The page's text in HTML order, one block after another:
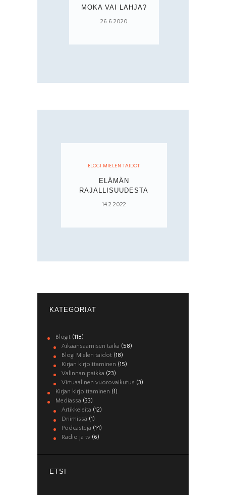
MOKA VAI LAHJA?
26.6.2020
BLOGI MIELEN TAIDOT
ELÄMÄN
RAJALLISUUDESTA
14.2.2022
KATEGORIAT
Blogit (118)
Aikaansaamisen taika (58)
Blogi Mielen taidot (18)
Kirjan kirjoittaminen (15)
Valinnan paikka (23)
Virtuaalinen vuorovaikutus (3)
Kirjan kirjoittaminen (1)
Mediassa (33)
Artikkeleita (12)
Driimissä (1)
Podcasteja (14)
Radio ja tv (6)
ETSI